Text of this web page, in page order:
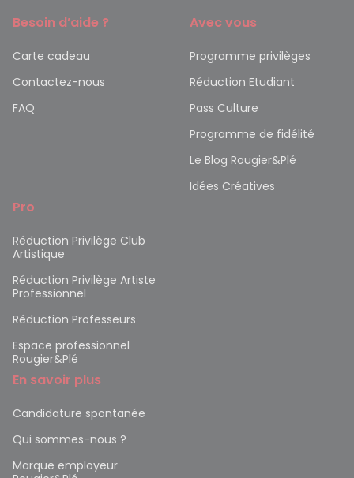
Besoin d’aide ?
Carte cadeau
Contactez-nous
FAQ
Avec vous
Programme privilèges
Réduction Etudiant
Pass Culture
Programme de fidélité
Le Blog Rougier&Plé
Idées Créatives
Pro
Réduction Privilège Club
Artistique
Réduction Privilège Artiste
Professionnel
Réduction Professeurs
Espace professionnel
Rougier&Plé
En savoir plus
Candidature spontanée
Qui sommes-nous ?
Marque employeur